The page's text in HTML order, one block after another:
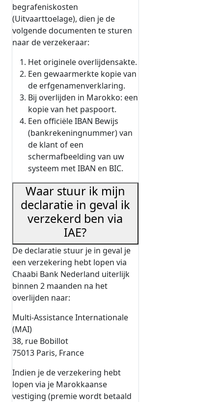
begrafeniskosten
(Uitvaarttoelage), dien je de
volgende documenten te sturen
naar de verzekeraar:
Het originele overlijdensakte.
Een gewaarmerkte kopie van
de erfgenamenverklaring.
Bij overlijden in Marokko: een
kopie van het paspoort.
Een officiële IBAN Bewijs
(bankrekeningnummer) van
de klant of een
schermafbeelding van uw
systeem met IBAN en BIC.
Waar stuur ik mijn
declaratie in geval ik
verzekerd ben via
IAE?
De declaratie stuur je in geval je
een verzekering hebt lopen via
Chaabi Bank Nederland uiterlijk
binnen 2 maanden na het
overlijden naar:
Multi-Assistance Internationale
(MAI)
38, rue Bobillot
75013 Paris, France
Indien je de verzekering hebt
lopen via je Marokkaanse
vestiging (premie wordt betaald